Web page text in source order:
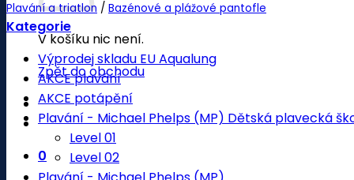
V košíku nic není.
Zpět do obchodu
0
Plavání a triatlon / Bazénové a plážové pantofle
Kategorie
Výprodej skladu EU Aqualung
AKCE plavání
AKCE potápění
Plavání - Michael Phelps (MP) Dětská plavecká
Level 01
Level 02